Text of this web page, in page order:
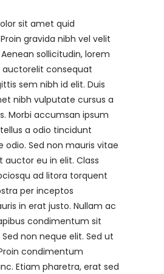
sit amet quid
gravida nibh vel velit
sollicitudin, lorem
auctorelit consequat
sem nibh id elit. Duis
nibh vulputate cursus a
Morbi accumsan ipsum
a odio tincidunt
odio. Sed non mauris vitae
eu in elit. Class
ad litora torquent
per inceptos
in erat justo. Nullam ac
condimentum sit
non neque elit. Sed ut
condimentum
Etiam pharetra, erat sed